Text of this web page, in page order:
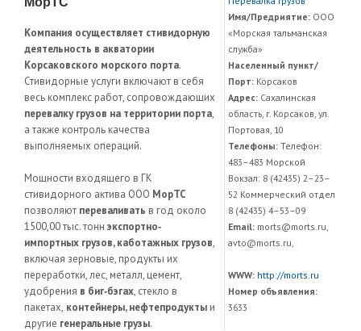
Компания осуществляет стивидорную
деятельность в акватории
Корсаковского морского порта.
Стивидорные услуги включают в себя
весь комплекс работ, сопровождающих
перевалку грузов на территории порта,
а также контроль качества
выполняемых операций.
Мощности входящего в ГК
стивидорного актива ООО МорТС
позволяют переваливать в год около
1500,00 тыс. тонн экспортно‐
импортных грузов, каботажных грузов,
включая зерновые, продукты их
переработки, лес, металл, цемент,
удобрения в биг‐бэгах, стекло в
пакетах, контейнеры, нефтепродукты и
другие генеральные грузы.
Имя/Предриятие:ООО
«Морская тальманская
служба»
Населенный пункт/
Порт:Корсаков
Адрес:Сахалинская
область, г. Корсаков, ул.
Портовая, 10
Телефоны:Телефон:
483–483 Морской
Вокзал: 8 (42435) 2–23–
52 Коммерческий отдел
8 (42435) 4–53–09
Email:morts@morts.ru,
avto@morts.ru,
WWW: http://morts.ru
Номер объявления:
3633